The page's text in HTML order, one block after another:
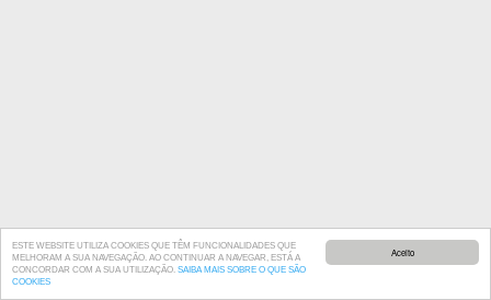
Aceito
ESTE WEBSITE UTILIZA COOKIES QUE TÊM FUNCIONALIDADES QUE
MELHORAM A SUA NAVEGAÇÃO. AO CONTINUAR A NAVEGAR, ESTÁ A
CONCORDAR COM A SUA UTILIZAÇÃO. SAIBA MAIS SOBRE O QUE SÃO
COOKIES